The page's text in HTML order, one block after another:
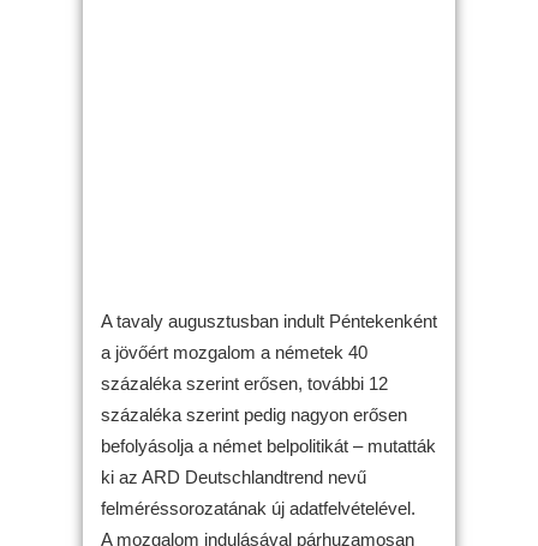
A tavaly augusztusban indult Péntekenként
a jövőért mozgalom a németek 40
százaléka szerint erősen, további 12
százaléka szerint pedig nagyon erősen
befolyásolja a német belpolitikát – mutatták
ki az ARD Deutschlandtrend nevű
felméréssorozatának új adatfelvételével.
A mozgalom indulásával párhuzamosan